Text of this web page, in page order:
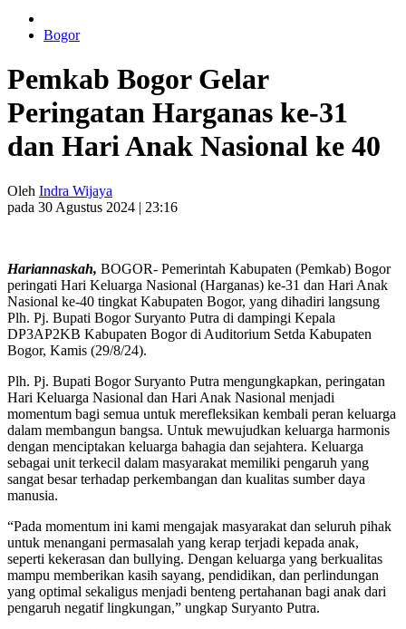
Bogor
Pemkab Bogor Gelar
Peringatan Harganas ke-31
dan Hari Anak Nasional ke 40
Oleh Indra Wijaya
pada 30 Agustus 2024 | 23:16
Hariannaskah, BOGOR- Pemerintah Kabupaten (Pemkab) Bogor
peringati Hari Keluarga Nasional (Harganas) ke-31 dan Hari Anak
Nasional ke-40 tingkat Kabupaten Bogor, yang dihadiri langsung
Plh. Pj. Bupati Bogor Suryanto Putra di dampingi Kepala
DP3AP2KB Kabupaten Bogor di Auditorium Setda Kabupaten
Bogor, Kamis (29/8/24).
Plh. Pj. Bupati Bogor Suryanto Putra mengungkapkan, peringatan
Hari Keluarga Nasional dan Hari Anak Nasional menjadi
momentum bagi semua untuk merefleksikan kembali peran keluarga
dalam membangun bangsa. Untuk mewujudkan keluarga harmonis
dengan menciptakan keluarga bahagia dan sejahtera. Keluarga
sebagai unit terkecil dalam masyarakat memiliki pengaruh yang
sangat besar terhadap perkembangan dan kualitas sumber daya
manusia.
“Pada momentum ini kami mengajak masyarakat dan seluruh pihak
untuk menangani permasalah yang kerap terjadi kepada anak,
seperti kekerasan dan bullying. Dengan keluarga yang berkualitas
mampu memberikan kasih sayang, pendidikan, dan perlindungan
yang optimal sekaligus menjadi benteng pertahanan bagi anak dari
pengaruh negatif lingkungan,” ungkap Suryanto Putra.